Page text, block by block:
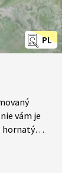
PL
vám je
hornatý